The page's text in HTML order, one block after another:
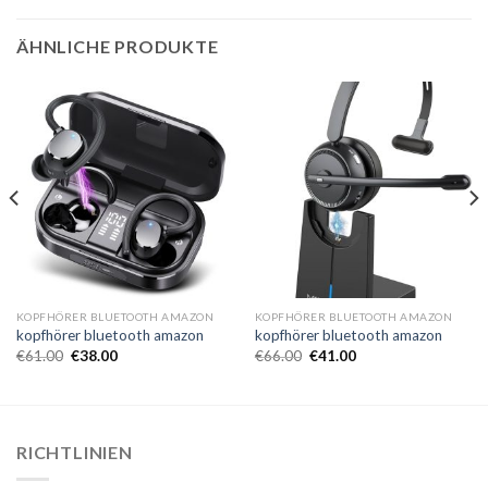
ÄHNLICHE PRODUKTE
KOPFHÖRER BLUETOOTH AMAZON
kopfhörer bluetooth amazon
€61.00 €38.00
KOPFHÖRER BLUETOOTH AMAZON
kopfhörer bluetooth amazon
€66.00 €41.00
RICHTLINIEN